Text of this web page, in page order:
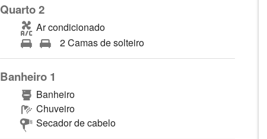
Quarto 2
Ar condicionado
2 Camas de solteiro
Banheiro 1
Banheiro
Chuveiro
Secador de cabelo